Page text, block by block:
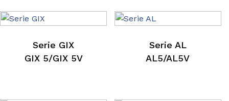
Serie GIX
GIX 5/GIX 5V
Serie AL
AL5/AL5V